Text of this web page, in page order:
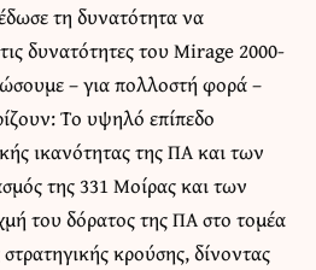
τη δυνατότητα να
δυνατότητες του Mirage 2000-
– για πολλοστή φορά –
Το υψηλό επίπεδο
ικανότητας της ΠΑ και των
της 331 Μοίρας και των
του δόρατος της ΠΑ στο τομέα
κρούσης, δίνοντας